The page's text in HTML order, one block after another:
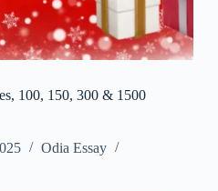
100, 150, 300 & 1500
Odia Essay